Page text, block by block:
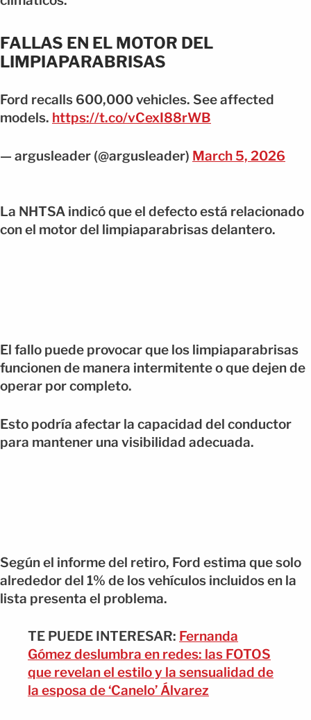
FALLAS EN EL MOTOR DEL
LIMPIAPARABRISAS
Ford recalls 600,000 vehicles. See affected
models. https://t.co/vCexI88rWB
— argusleader (@argusleader) March 5, 2026
La NHTSA indicó que el defecto está relacionado
con el motor del limpiaparabrisas delantero.
El fallo puede provocar que los limpiaparabrisas
funcionen de manera intermitente o que dejen de
operar por completo.
Esto podría afectar la capacidad del conductor
para mantener una visibilidad adecuada.
Según el informe del retiro, Ford estima que solo
alrededor del 1% de los vehículos incluidos en la
lista presenta el problema.
TE PUEDE INTERESAR: Fernanda
Gómez deslumbra en redes: las FOTOS
que revelan el estilo y la sensualidad de
la esposa de ‘Canelo’ Álvarez